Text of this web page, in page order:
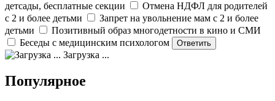
детсады, бесплатные секции
Отмена НДФЛ для родителей
с 2 и более детьми
Запрет на увольнение мам с 2 и более
детьми
Позитивный образ многодетности в кино и СМИ
Беседы с медицинским психологом
Загрузка ...
Популярное